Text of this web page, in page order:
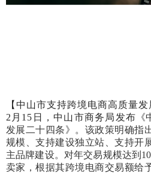
【中山市支持跨境电商高质量发
2月15日，中山市商务局发布
发展二十四条》。该政策明确指
规模、支持建设独立站、支持开
主品牌建设。对年交易规模达到
卖家，根据其跨境电商交易额给